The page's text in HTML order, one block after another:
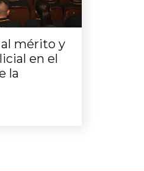
mérito y
en el
la